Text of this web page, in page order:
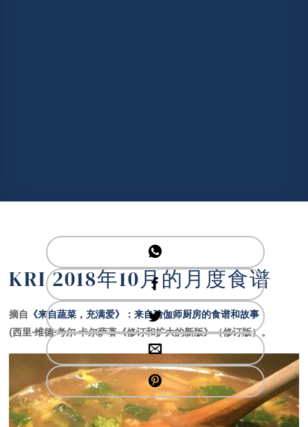
KRI 2018年10月的月度食谱
摘自 《来自蔬菜，充满爱》：来自瑜伽师厨房的食谱和故事
(西里-维德-考尔-卡尔萨著《修订和扩大的新版》（修订版）。